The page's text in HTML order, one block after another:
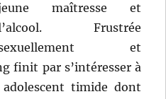
maîtresse et
Frustrée
et
finit par s’intéresser à
timide dont